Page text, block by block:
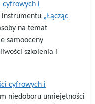
cyfrowych i
„Łącząc
na temat
samooceny
szkolenia i
cyfrowych i
niedoboru umiejętności